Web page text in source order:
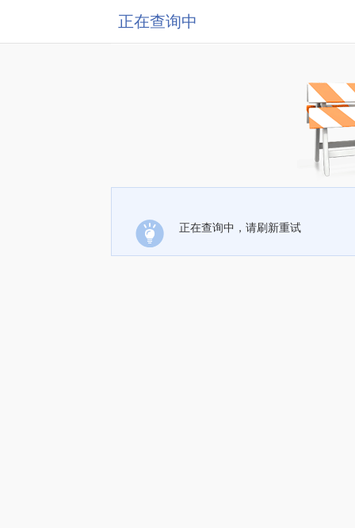
正在查询中
正在查询中，请刷新重试